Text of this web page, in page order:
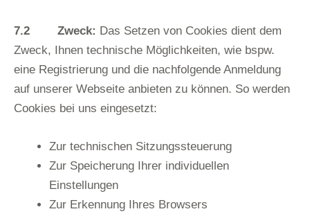
7.2 Zweck: Das Setzen von Cookies dient dem
Zweck, Ihnen technische Möglichkeiten, wie bspw.
eine Registrierung und die nachfolgende Anmeldung
auf unserer Webseite anbieten zu können. So werden
Cookies bei uns eingesetzt:
Zur technischen Sitzungssteuerung
Zur Speicherung Ihrer individuellen
Einstellungen
Zur Erkennung Ihres Browsers